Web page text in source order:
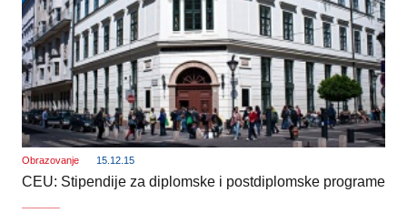
Obrazovanje 15.12.15
CEU: Stipendije za diplomske i postdiplomske programe